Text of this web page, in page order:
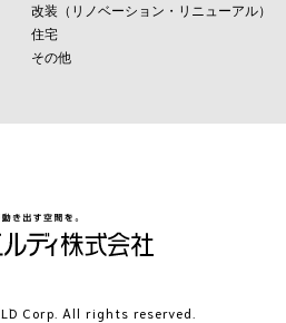
改装（リノベーション・リニューアル）
住宅
その他
LD Corp. All rights reserved.